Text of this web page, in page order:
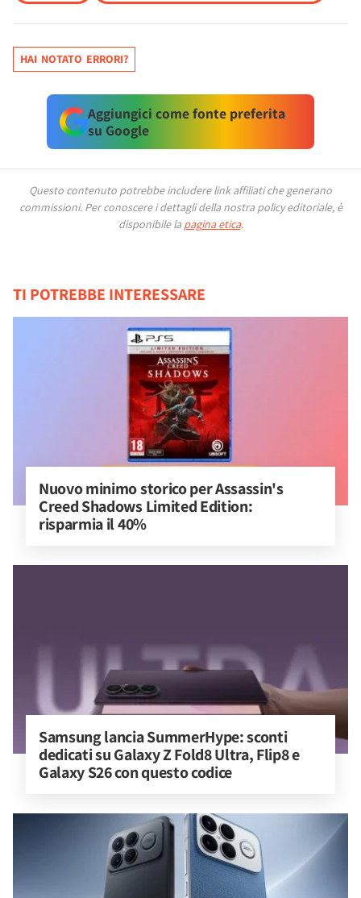
HAI NOTATO ERRORI?
Aggiungici come fonte preferita
su Google
Questo contenuto potrebbe includere link affiliati che generano
commissioni. Per conoscere i dettagli della nostra policy editoriale, è
disponibile la pagina etica.
TI POTREBBE INTERESSARE
Nuovo minimo storico per Assassin's
Creed Shadows Limited Edition:
risparmia il 40%
Samsung lancia SummerHype: sconti
dedicati su Galaxy Z Fold8 Ultra, Flip8 e
Galaxy S26 con questo codice